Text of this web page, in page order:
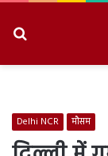
Delhi NCR मौसम